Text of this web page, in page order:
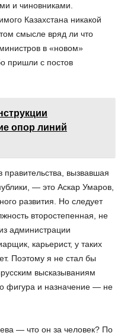
и чиновниками.
Казахстана никакой
смысле вряд ли что
в «новом»
пришли с постов
опор линий
вызвавшая
— это Аскар Умаров,
развития. Но следует
второстепенная, не
администрации
карьерист, у таких
Поэтому я не стал бы
высказываниям
фигура и назначение — не
— что он за человек? По